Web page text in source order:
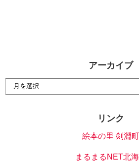
アーカイブ
リンク
絵本の里 剣淵町
まるまるNET北